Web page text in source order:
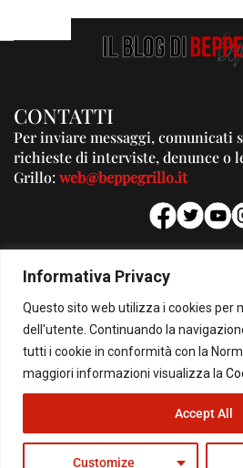
Informativa Privacy
Questo sito web utilizza i cookies per
dell'utente. Continuando la
tutti i cookie in conformità con la
maggiori informazioni visualizza la
Customize
Accept All
CONTATTI
Per inviare messaggi, comunicati
richieste di interviste, denunce o
Grillo:web@beppegrillo.it
Per la tua
© Copyright 2026 - Il Blog di Beppe Grillo. All